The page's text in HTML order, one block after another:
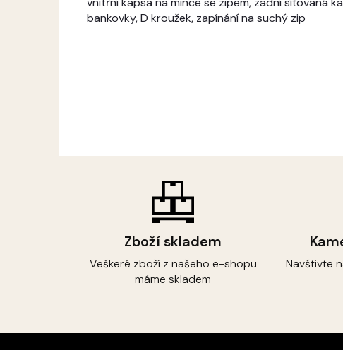
Zboží skladem
Veškeré zboží z našeho e-shopu
máme skladem
Navštivte
bankovky, D kroužek, zapínání na suchý zip